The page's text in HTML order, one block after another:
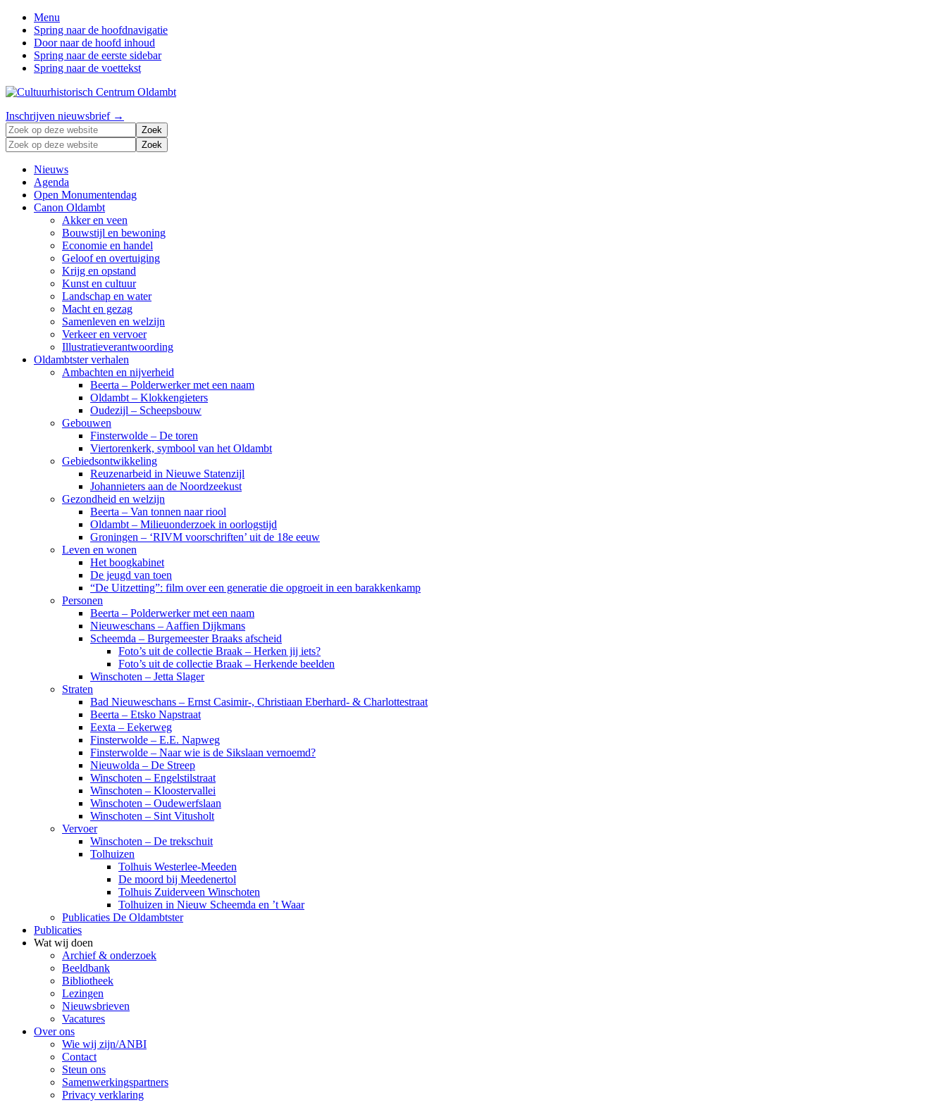
Menu
Spring naar de hoofdnavigatie
Door naar de hoofd inhoud
Spring naar de eerste sidebar
Spring naar de voettekst
Zonder
verleden
geen
toekomst
Header
Right
Inschrijven nieuwsbrief →
Zoek
op
deze
website
Zoek
op
deze
website
Nieuws
Agenda
Open Monumentendag
Canon Oldambt
Akker en veen
Bouwstijl en bewoning
Economie en handel
Geloof en overtuiging
Krijg en opstand
Kunst en cultuur
Landschap en water
Macht en gezag
Samenleven en welzijn
Verkeer en vervoer
Illustratieverantwoording
Oldambtster verhalen
Ambachten en nijverheid
Beerta – Polderwerker met een naam
Oldambt – Klokkengieters
Oudezijl – Scheepsbouw
Gebouwen
Finsterwolde – De toren
Viertorenkerk, symbool van het Oldambt
Gebiedsontwikkeling
Reuzenarbeid in Nieuwe Statenzijl
Johannieters aan de Noordzeekust
Gezondheid en welzijn
Beerta – Van tonnen naar riool
Oldambt – Milieuonderzoek in oorlogstijd
Groningen – ‘RIVM voorschriften’ uit de 18e eeuw
Leven en wonen
Het boogkabinet
De jeugd van toen
“De Uitzetting”: film over een generatie die opgroeit in een barakkenkamp
Personen
Beerta – Polderwerker met een naam
Nieuweschans – Aaffien Dijkmans
Scheemda – Burgemeester Braaks afscheid
Foto’s uit de collectie Braak – Herken jij iets?
Foto’s uit de collectie Braak – Herkende beelden
Winschoten – Jetta Slager
Straten
Bad Nieuweschans – Ernst Casimir-, Christiaan Eberhard- & Charlottestraat
Beerta – Etsko Napstraat
Eexta – Eekerweg
Finsterwolde – E.E. Napweg
Finsterwolde – Naar wie is de Sikslaan vernoemd?
Nieuwolda – De Streep
Winschoten – Engelstilstraat
Winschoten – Kloostervallei
Winschoten – Oudewerfslaan
Winschoten – Sint Vitusholt
Vervoer
Winschoten – De trekschuit
Tolhuizen
Tolhuis Westerlee-Meeden
De moord bij Meedenertol
Tolhuis Zuiderveen Winschoten
Tolhuizen in Nieuw Scheemda en ’t Waar
Publicaties De Oldambtster
Publicaties
Wat wij doen
Archief & onderzoek
Beeldbank
Bibliotheek
Lezingen
Nieuwsbrieven
Vacatures
Over ons
Wie wij zijn/ANBI
Contact
Steun ons
Samenwerkingspartners
Privacy verklaring